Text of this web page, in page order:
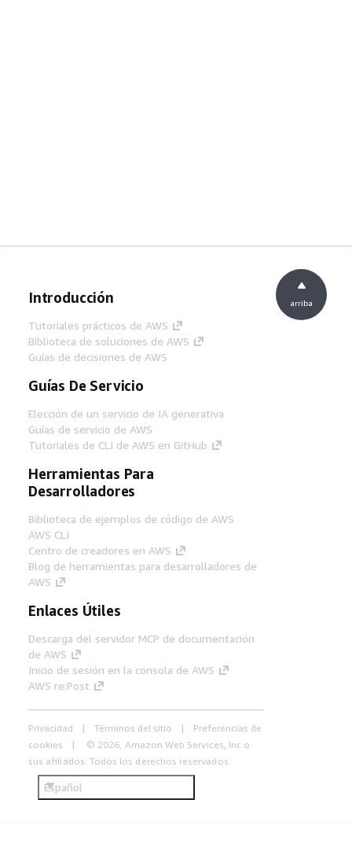
Introducción
Tutoriales prácticos de AWS
Biblioteca de soluciones de AWS
Guías de decisiones de AWS
Guías De Servicio
Elección de un servicio de IA generativa
Guías de servicio de AWS
Tutoriales de CLI de AWS en GitHub
Herramientas Para
Desarrolladores
Biblioteca de ejemplos de código de AWS
AWS CLI
Centro de creadores en AWS
Blog de herramientas para desarrolladores de
AWS
Enlaces Útiles
Descarga del servidor MCP de documentación
de AWS
Inicio de sesión en la consola de AWS
AWS re:Post
Privacidad Términos del sitio
Preferencias de
cookies
© 2026, Amazon Web Services, Inc o
sus afiliados. Todos los derechos reservados.
Español
arriba